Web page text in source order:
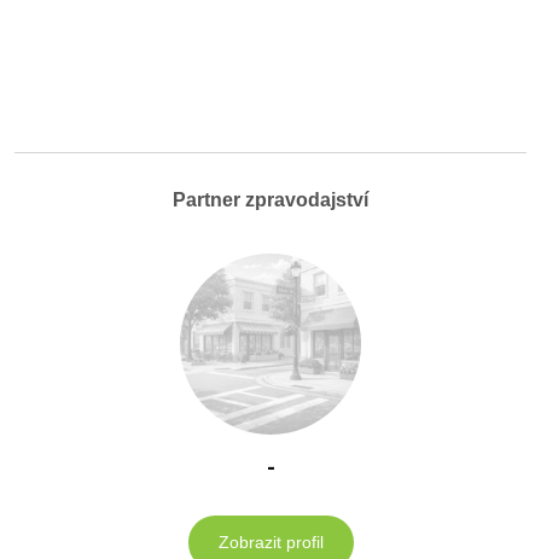
Partner zpravodajství
-
Zobrazit profil